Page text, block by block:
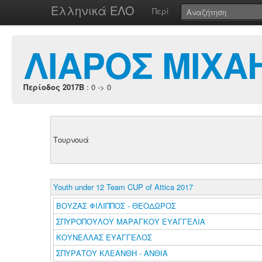
Ελληνικά ΕΛΟ Περί
ΛΙΑΡΟΣ
Περίοδος 2017B : 0 -> 0
Τουρνουά
Youth under 12 Team CUP of Attica 2017
ΒΟΥΖΑΣ ΦΙΛΙΠΠΟΣ - ΘΕΟΔΩΡΟΣ
ΣΠΥΡΟΠΟΥΛΟΥ ΜΑΡΑΓΚΟΥ ΕΥΑΓΓΕΛΙΑ
ΚΟΥΝΕΛΛΑΣ ΕΥΑΓΓΕΛΟΣ
ΣΠΥΡΑΤΟΥ ΚΛΕΑΝΘΗ - ΑΝΘΙΑ